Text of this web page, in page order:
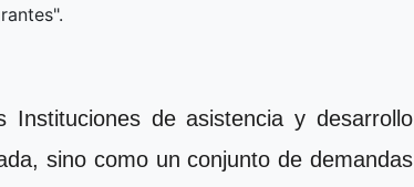
de asistencia y desarrollo
sino como un conjunto de demandas